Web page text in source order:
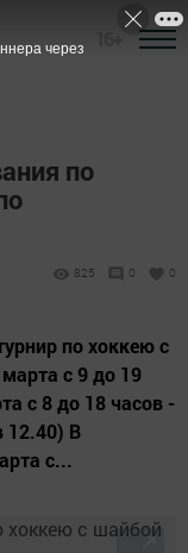
по
825 0 0
по хоккею с
с 9 до 19
с 8 до 18 часов -
12.40) В
с...
через